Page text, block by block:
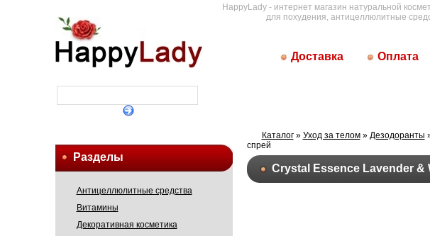
HappyLady - интернет магазин натуральной
для похудения, антицеллюлитные
Доставка Оплата
Разделы
Антицеллюлитные средства
Витамины
Декоративная косметика
Каталог» Уход за телом» Дезодоранты
спрей
Crystal Essence Lavender &